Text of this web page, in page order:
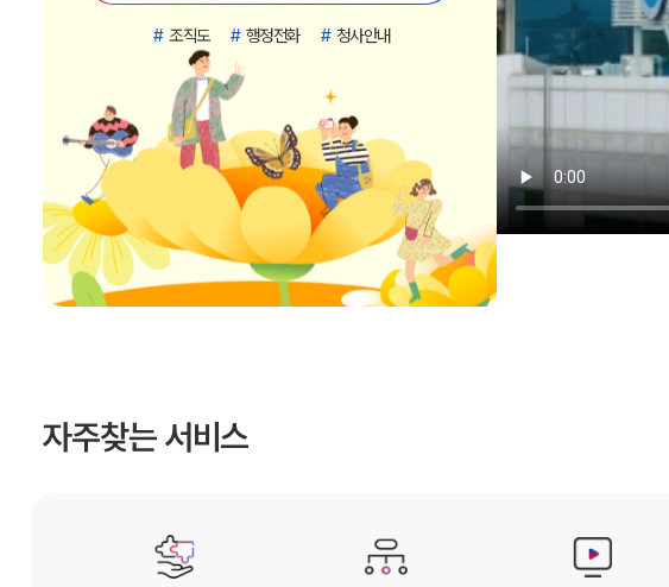
# 조직도 # 행정전화 # 청사안내
자주찾는 서비스